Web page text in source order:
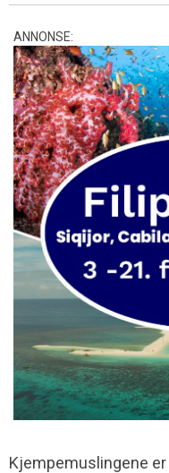
ANNONSE:
Kjempemuslingene er